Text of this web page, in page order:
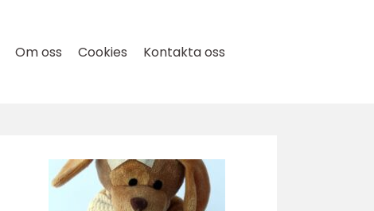
Om oss Cookies Kontakta oss